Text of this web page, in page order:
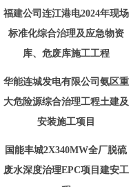
福建公司连江港电2024年现场
标准化综合治理及应急物资
库、危废库施工工程
华能连城发电有限公司氨区重
大危险源综合治理工程土建及
安装施工项目
国能丰城2X340MW全厂脱硫
废水深度治理EPC项目建安工